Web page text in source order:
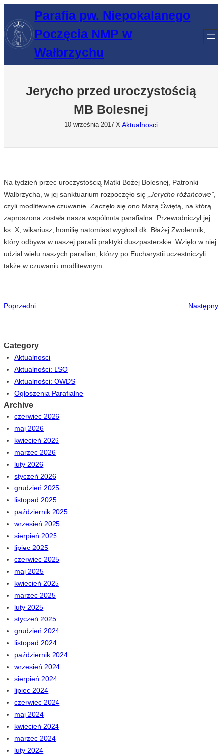
treści
Parafia pw. Niepokalanego
Poczęcia NMP w
Wałbrzychu
Jerycho przed uroczystością
MB Bolesnej
10 września 2017 X Aktualnosci
Na tydzień przed uroczystością Matki Bożej Bolesnej, Patronki
Wałbrzycha, w jej sanktuarium rozpoczęło się „Jerycho różańcowe”
czyli modlitewne czuwanie. Zaczęło się ono Mszą Świętą, na którą
zaproszona została nasza wspólnota parafialna. Przewodniczył jej
ks. X, wikariusz, homilię natomiast wygłosił dk. Błażej Zwolennik,
który odbywa w naszej parafii praktyki duszpasterskie. Wzięło w niej
udział wielu naszych parafian, którzy po Eucharystii uczestniczyli
także w czuwaniu modlitewnym.
Poprzedni Następny
Category
Aktualnosci
Aktualności: LSO
Aktualności: OWDS
Ogłoszenia Parafialne
Archive
czerwiec 2026
maj 2026
kwiecień 2026
marzec 2026
luty 2026
styczeń 2026
grudzień 2025
listopad 2025
październik 2025
wrzesień 2025
sierpień 2025
lipiec 2025
czerwiec 2025
maj 2025
kwiecień 2025
marzec 2025
luty 2025
styczeń 2025
grudzień 2024
listopad 2024
październik 2024
wrzesień 2024
sierpień 2024
lipiec 2024
czerwiec 2024
maj 2024
kwiecień 2024
marzec 2024
luty 2024